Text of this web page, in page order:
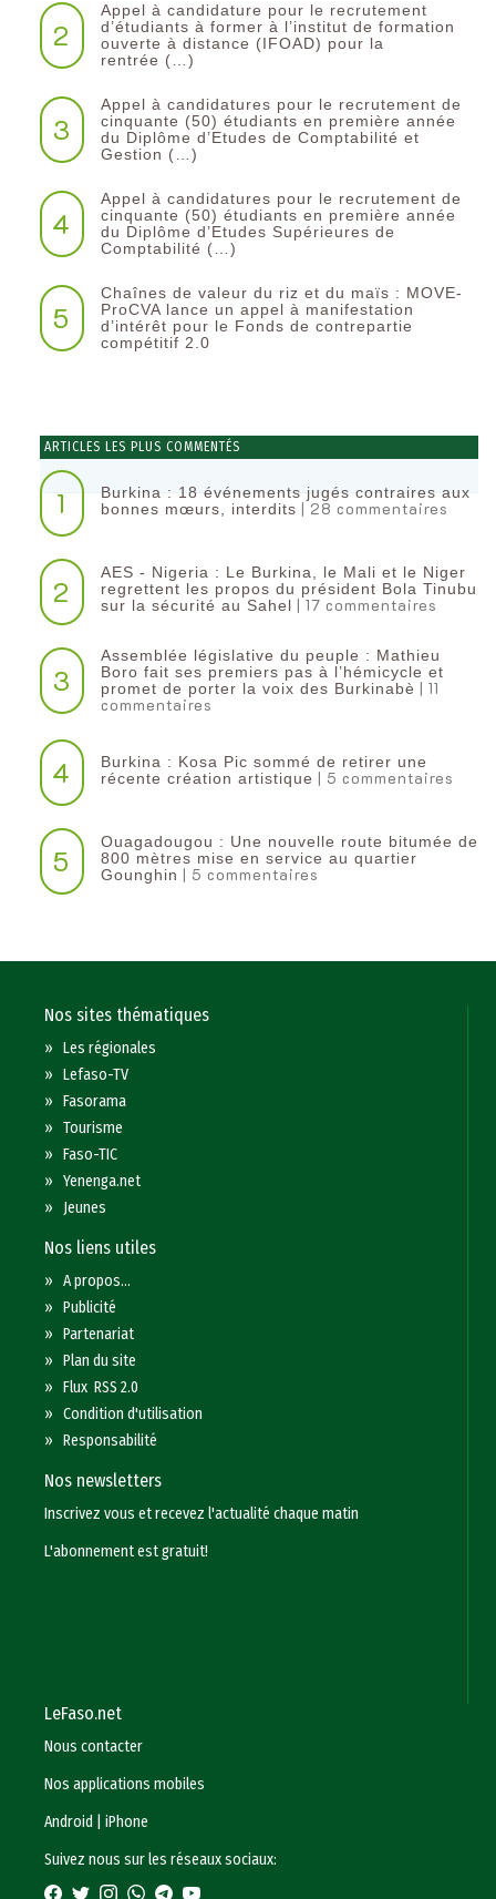
2
Appel à candidature pour le recrutement
d’étudiants à former à l’institut de formation
ouverte à distance (IFOAD) pour la
rentrée (…)
3
Appel à candidatures pour le recrutement de
cinquante (50) étudiants en première année
du Diplôme d’Etudes de Comptabilité et
Gestion (…)
4
Appel à candidatures pour le recrutement de
cinquante (50) étudiants en première année
du Diplôme d’Etudes Supérieures de
Comptabilité (…)
5
Chaînes de valeur du riz et du maïs : MOVE-
ProCVA lance un appel à manifestation
d’intérêt pour le Fonds de contrepartie
compétitif 2.0
ARTICLES LES PLUS COMMENTÉS
1
Burkina : 18 événements jugés contraires aux
bonnes mœurs, interdits | 28 commentaires
2
AES - Nigeria : Le Burkina, le Mali et le Niger
regrettent les propos du président Bola Tinubu
sur la sécurité au Sahel | 17 commentaires
3
Assemblée législative du peuple : Mathieu
Boro fait ses premiers pas à l’hémicycle et
promet de porter la voix des Burkinabè | 11
commentaires
4
Burkina : Kosa Pic sommé de retirer une
récente création artistique | 5 commentaires
5
Ouagadougou : Une nouvelle route bitumée de
800 mètres mise en service au quartier
Gounghin | 5 commentaires
Nos sites thématiques
»Les régionales
»Lefaso-TV
»Fasorama
»Tourisme
»Faso-TIC
»Yenenga.net
» Jeunes
Nos liens utiles
»A propos...
»Publicité
»Partenariat
»Plan du site
»Flux RSS 2.0
»Condition d'utilisation
»Responsabilité
Nos newsletters
Inscrivez vous et recevez l'actualité chaque matin
L'abonnement est gratuit!
LeFaso.net
Nous contacter
Nos applications mobiles
Android
|iPhone
Suivez nous sur les réseaux sociaux: